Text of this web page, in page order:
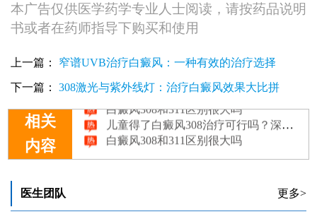
本广告仅供医学药学专业人士阅读，请按药品说明
书或者在药师指导下购买和使用
上一篇： 窄谱UVB治疗白癜风：一种有效的治疗选择
下一篇： 308激光与紫外线灯：治疗白癜风效果大比拼
相关
内容
白癜风308治疗后有什么反应
颈部白癜风308激光几个疗程有效果
白癜风308和311区别很大吗
儿童得了白癜风308治疗可行吗？深度解析与指导
白癜风308和311区别很大吗
医生团队 更多>